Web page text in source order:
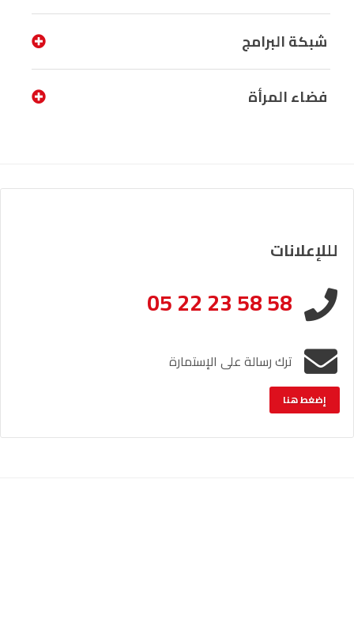
شبكة البرامج
فضاء المرأة
لللإعلانات
05 22 23 58 58
ترك رسالة على الإستمارة
إضغط هنا